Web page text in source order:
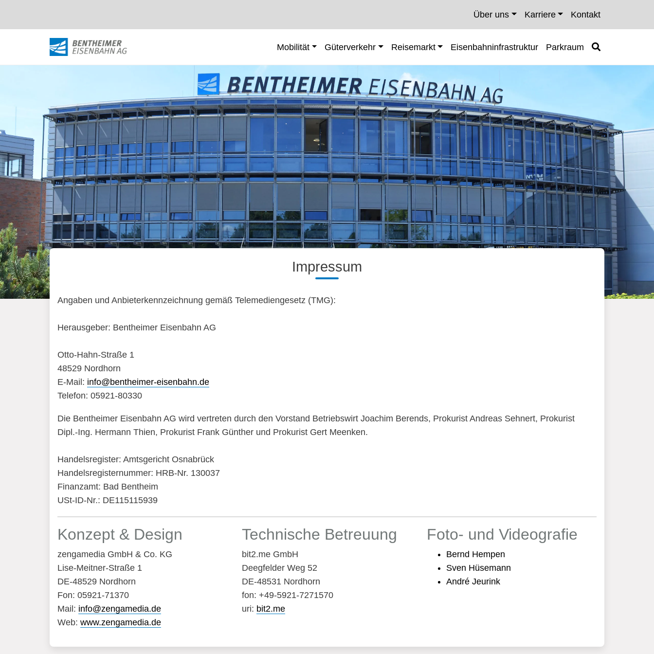
Über uns Karriere Kontakt
Mobilität Güterverkehr Reisemarkt Eisenbahninfrastruktur Parkraum
Impressum
Angaben und Anbieterkennzeichnung gemäß Telemediengesetz (TMG):
Herausgeber: Bentheimer Eisenbahn AG
Otto-Hahn-Straße 1
48529 Nordhorn
E-Mail: info@bentheimer-eisenbahn.de
Telefon: 05921-80330
Die Bentheimer Eisenbahn AG wird vertreten durch den Vorstand Betriebswirt Joachim Berends, Prokurist Andreas Sehnert, Prokurist
Dipl.-Ing. Hermann Thien, Prokurist Frank Günther und Prokurist Gert Meenken.
Handelsregister: Amtsgericht Osnabrück
Handelsregisternummer: HRB-Nr. 130037
Finanzamt: Bad Bentheim
USt-ID-Nr.: DE115115939
Konzept & Design
zengamedia GmbH & Co. KG
Lise-Meitner-Straße 1
DE-48529 Nordhorn
Fon: 05921-71370
Mail: info@zengamedia.de
Web: www.zengamedia.de
Technische Betreuung
bit2.me GmbH
Deegfelder Weg 52
DE-48531 Nordhorn
fon: +49-5921-7271570
uri: bit2.me
Foto- und Videografie
Bernd Hempen
Sven Hüsemann
André Jeurink